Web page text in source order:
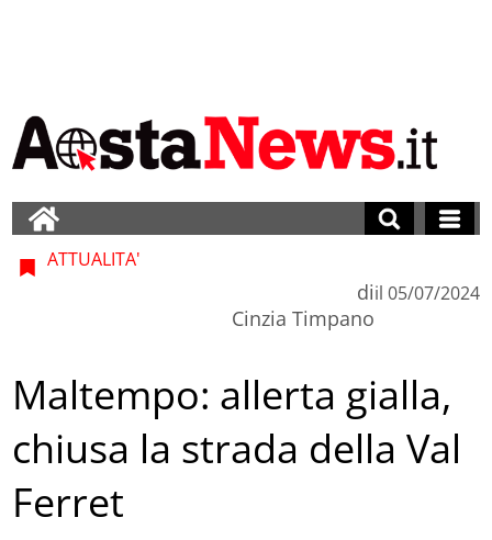
ATTUALITA'
di
Cinzia Timpano
il 05/07/2024
Maltempo: allerta gialla,
chiusa la strada della Val
Ferret